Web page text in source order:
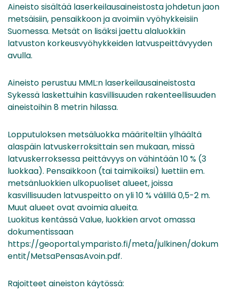
Aineisto sisältää laserkeilausaineistosta johdetun jaon
metsäisiin, pensaikkoon ja avoimiin vyöhykkeisiin
Suomessa. Metsät on lisäksi jaettu alaluokkiin
latvuston korkeusvyöhykkeiden latvuspeittävyyden
avulla.
Aineisto perustuu MML:n laserkeilausaineistosta
Sykessä laskettuihin kasvillisuuden rakenteellisuuden
aineistoihin 8 metrin hilassa.
Lopputuloksen metsäluokka määriteltiin ylhäältä
alaspäin latvuskerroksittain sen mukaan, missä
latvuskerroksessa peittävyys on vähintään 10 % (3
luokkaa). Pensaikkoon (tai taimikoiksi) luettiin em.
metsänluokkien ulkopuoliset alueet, joissa
kasvillisuuden latvuspeitto on yli 10 % välillä 0,5-2 m.
Muut alueet ovat avoimia alueita.
Luokitus kentässä Value, luokkien arvot omassa
dokumentissaan
https://geoportal.ymparisto.fi/meta/julkinen/dokum
entit/MetsaPensasAvoin.pdf.
Rajoitteet aineiston käytössä: